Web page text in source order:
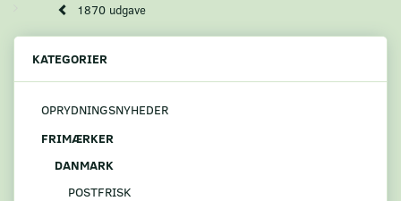
1870 udgave
KATEGORIER
OPRYDNINGSNYHEDER
FRIMÆRKER
DANMARK
POSTFRISK